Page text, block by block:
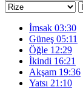
İmsak 03:30
Güneş 05:11
Öğle 12:29
İkindi 16:21
Akşam 19:36
Yatsı 21:10